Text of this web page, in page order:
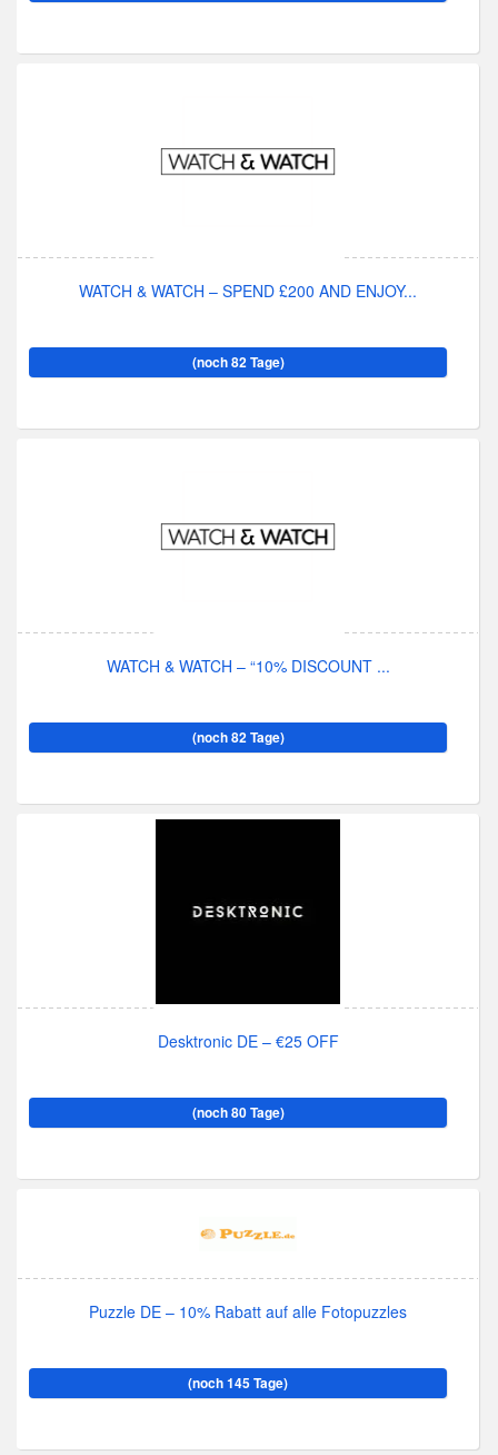
WATCH & WATCH – SPEND £200 AND ENJOY...
(noch 82 Tage)
WATCH & WATCH – “10% DISCOUNT ...
(noch 82 Tage)
Desktronic DE – €25 OFF
(noch 80 Tage)
Puzzle DE – 10% Rabatt auf alle Fotopuzzles
(noch 145 Tage)